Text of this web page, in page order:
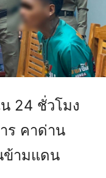
24 ชั่วโมง
ร คาด่าน
ข้ามแดน